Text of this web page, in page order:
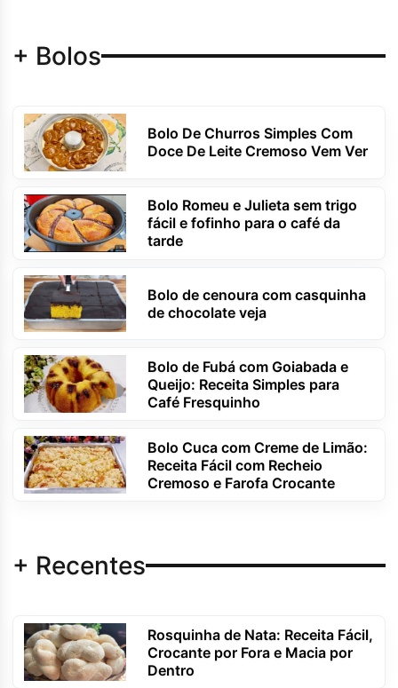
+ Bolos
Bolo De Churros Simples Com
Doce De Leite Cremoso Vem Ver
Bolo Romeu e Julieta sem trigo
fácil e fofinho para o café da
tarde
Bolo de cenoura com casquinha
de chocolate veja
Bolo de Fubá com Goiabada e
Queijo: Receita Simples para
Café Fresquinho
Bolo Cuca com Creme de Limão:
Receita Fácil com Recheio
Cremoso e Farofa Crocante
+ Recentes
Rosquinha de Nata: Receita Fácil,
Crocante por Fora e Macia por
Dentro